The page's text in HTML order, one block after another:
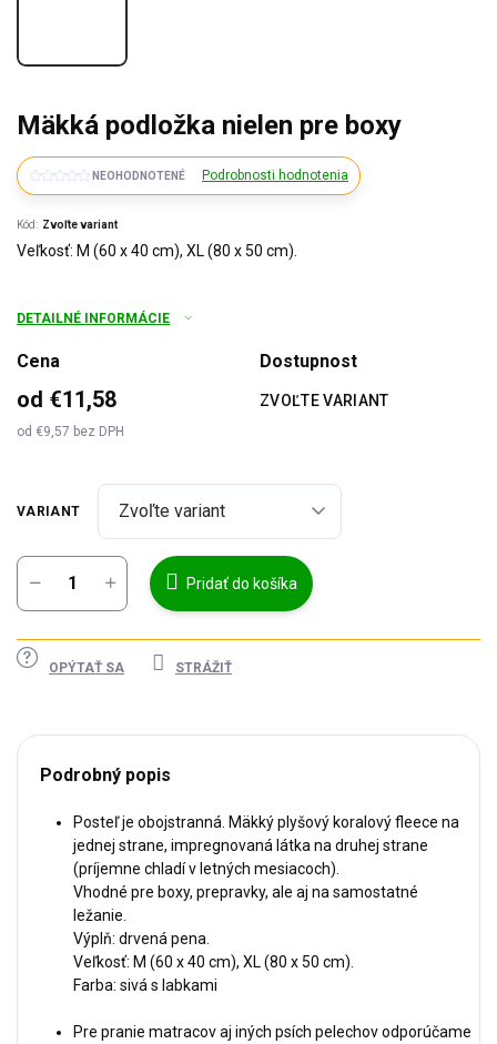
Mäkká podložka nielen pre boxy
NEOHODNOTENÉ Podrobnosti hodnotenia
Kód: Zvoľte variant
Veľkosť: M (60 x 40 cm), XL (80 x 50 cm).
DETAILNÉ INFORMÁCIE
Cena
od €11,58
od €9,57 bez DPH
Dostupnost
ZVOĽTE VARIANT
VARIANT
Pridať do košíka
OPÝTAŤ SA STRÁŽIŤ
Podrobný popis
Posteľ je obojstranná. Mäkký plyšový koralový fleece na
jednej strane, impregnovaná látka na druhej strane
(príjemne chladí v letných mesiacoch).
Vhodné pre boxy, prepravky, ale aj na samostatné
ležanie.
Výplň: drvená pena.
Veľkosť: M (60 x 40 cm), XL (80 x 50 cm).
Farba: sivá s labkami
Pre pranie matracov aj iných psích pelechov odporúčame